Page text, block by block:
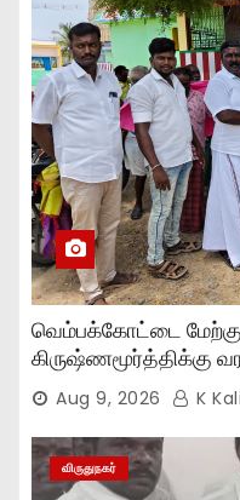
வெம்பக்கோட்டை
கிருஷ்ணமூர்த்திக்கு
Aug 9, 2026 K
விருதுநகர்